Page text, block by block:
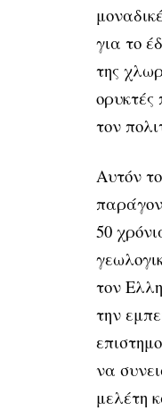
για το
της
ορυκτές
τον
Αυτόν
50
τον
την
να
μελέτη